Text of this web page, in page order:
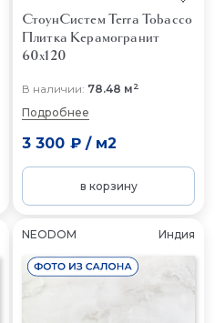
СтоунСистем Terra Tobacco
Плитка Керамогранит
60x120
В наличии: 78.48 м2
Подробнее
3 300 ₽/ м2
в корзину
NEODOM Индия